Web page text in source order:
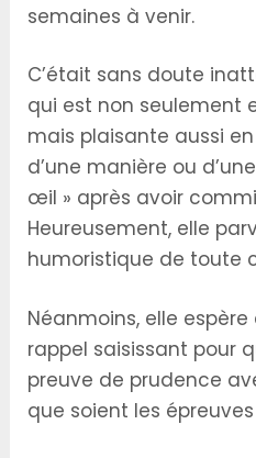
semaines à venir.
C’était sans doute
qui est non seulement
mais plaisante aussi
d’une manière ou
œil » après avoir
Heureusement, elle
humoristique de toute
Néanmoins, elle
rappel saisissant pour
preuve de prudence
que soient les